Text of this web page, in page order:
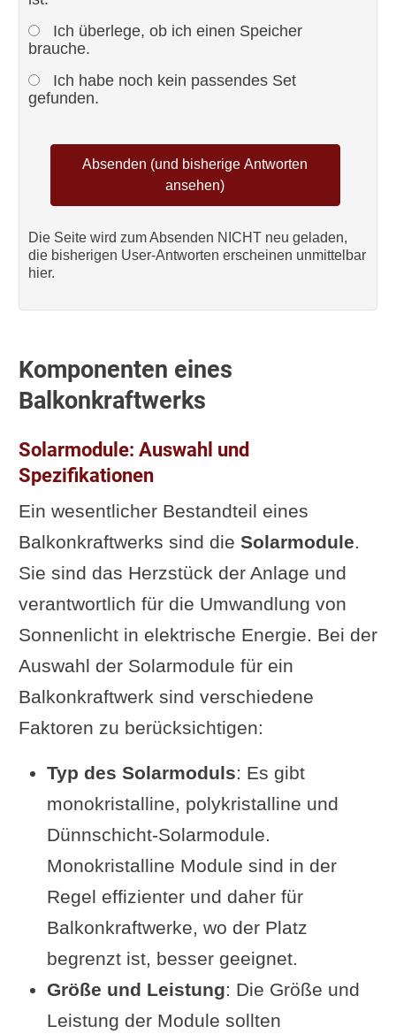
Ich überlege, ob ich einen Speicher
brauche.
Ich habe noch kein passendes Set
gefunden.
Die Seite wird zum Absenden NICHT neu geladen,
die bisherigen User-Antworten erscheinen unmittelbar
hier.
Komponenten eines
Balkonkraftwerks
Solarmodule: Auswahl und
Spezifikationen
Ein wesentlicher Bestandteil eines
Balkonkraftwerks sind die Solarmodule.
Sie sind das Herzstück der Anlage und
verantwortlich für die Umwandlung von
Sonnenlicht in elektrische Energie. Bei der
Auswahl der Solarmodule für ein
Balkonkraftwerk sind verschiedene
Faktoren zu berücksichtigen:
Typ des Solarmoduls: Es gibt
monokristalline, polykristalline und
Dünnschicht-Solarmodule.
Monokristalline Module sind in der
Regel effizienter und daher für
Balkonkraftwerke, wo der Platz
begrenzt ist, besser geeignet.
Größe und Leistung: Die Größe und
Leistung der Module sollten